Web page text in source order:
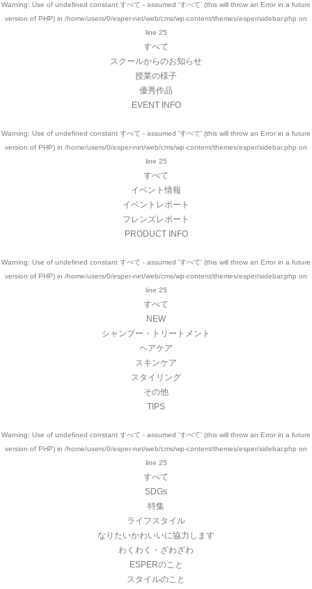
Warning: Use of undefined constant すべて - assumed 'すべて' (this will throw an Error in a future
version of PHP) in /home/users/0/esper-net/web/cms/wp-content/themes/esper/sidebar.php on
line 25
すべて
スクールからのお知らせ
授業の様子
優秀作品
EVENT INFO
Warning: Use of undefined constant すべて - assumed 'すべて' (this will throw an Error in a future
version of PHP) in /home/users/0/esper-net/web/cms/wp-content/themes/esper/sidebar.php on
line 25
すべて
イベント情報
イベントレポート
フレンズレポート
PRODUCT INFO
Warning: Use of undefined constant すべて - assumed 'すべて' (this will throw an Error in a future
version of PHP) in /home/users/0/esper-net/web/cms/wp-content/themes/esper/sidebar.php on
line 25
すべて
NEW
シャンプー・トリートメント
ヘアケア
スキンケア
スタイリング
その他
TIPS
Warning: Use of undefined constant すべて - assumed 'すべて' (this will throw an Error in a future
version of PHP) in /home/users/0/esper-net/web/cms/wp-content/themes/esper/sidebar.php on
line 25
すべて
SDGs
特集
ライフスタイル
なりたいかわいいに協力します
わくわく・ざわざわ
ESPERのこと
スタイルのこと